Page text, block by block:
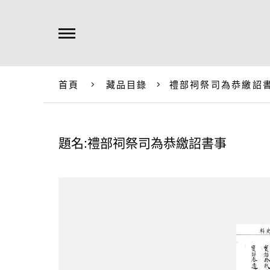
首頁 藏品目錄 禮部祠祭司為恭繳詔
題名:禮部祠祭司為恭繳詔書事